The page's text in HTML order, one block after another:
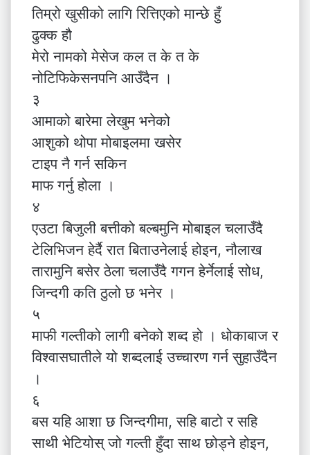
तिम्रो खुसीको लागि रित्तिएको मान्छे हुँ
ढुक्क हौ
मेरो नामको मेसेज कल त के त के
नोटिफिकेसनपनि आउँदैन ।
३
आमाको बारेमा लेखुम भनेको
आशुको थोपा मोबाइलमा खसेर
टाइप नै गर्न सकिन
माफ गर्नु होला ।
४
एउटा बिजुली बत्तीको बल्बमुनि मोबाइल चलाउँदै
टेलिभिजन हेर्दै रात बिताउनेलाई होइन, नौलाख
तारामुनि बसेर ठेला चलाउँदै गगन हेर्नेलाई सोध,
जिन्दगी कति ठुलो छ भनेर ।
५
माफी गल्तीको लागी बनेको शब्द हो । धोकाबाज र
विश्वासघातीले यो शब्दलाई उच्चारण गर्न सुहाउँदैन
।
६
बस यहि आशा छ जिन्दगीमा, सहि बाटो र सहि
साथी भेटियोस् जो गल्ती हुँदा साथ छोड्ने होइन,